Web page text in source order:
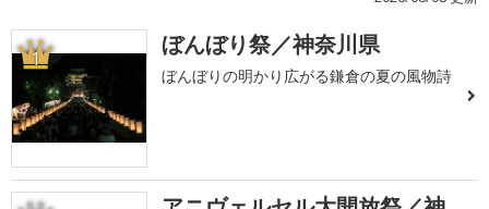
1 ぼんぼり祭／神奈川県
ぼんぼりの明かり広がる鎌倉の夏の風物詩